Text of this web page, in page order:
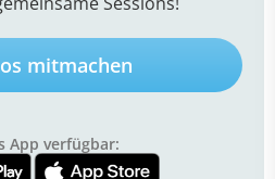
mitmachen
App verfügbar: